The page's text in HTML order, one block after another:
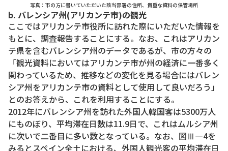
写真：市の方に書いていただいた該当部署の住所、貴重な資料の保管場所
b. バレンシア州(アリカンテ市)の観光
ここではアリカンテ市役所に訪れた際にいただいた情報を
もとに、調査報告することにする。なお、これはアリカン
テ県を含むバレンシア州のデータであるが、市の方々の
「観光資料においてはアリカンテ市が州の経済に一番多く
関わっているため、推移などの変化を見る場合にはバレン
シア州をアリカンテ市の資料として使用して良いだろう」
とのお答えから、これを利用することにする。
2012年にバレンシア州を訪れた外国人韓国客は5300万人
にものぼり、平均滞在日数は11.9日で、これはムルシア州
に次いで二番目に多い数となっている。なお、図Ⅲ―4を
みるとスペイン全土における、外国人観光客の平均滞在日